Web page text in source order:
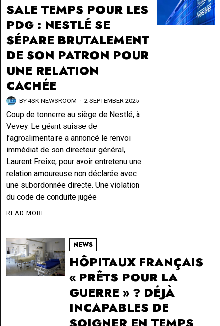
SALE TEMPS POUR LES
PDG : NESTLÉ SE
SÉPARE BRUTALEMENT
DE SON PATRON POUR
UNE RELATION
CACHÉE
BY 4SK NEWSROOM 2 SEPTEMBER 2025
Coup de tonnerre au siège de Nestlé, à
Vevey. Le géant suisse de
l’agroalimentaire a annoncé le renvoi
immédiat de son directeur général,
Laurent Freixe, pour avoir entretenu une
relation amoureuse non déclarée avec
une subordonnée directe. Une violation
du code de conduite jugée
READ MORE
NEWS
HÔPITAUX FRANÇAIS
« PRÊTS POUR LA
GUERRE » ? DÉJÀ
INCAPABLES DE